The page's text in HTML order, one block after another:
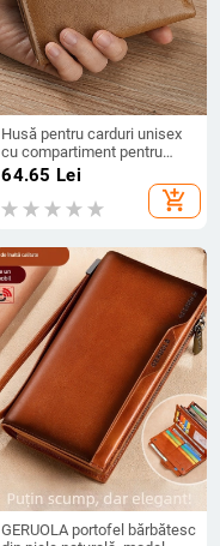
Husă pentru carduri unisex
cu compartiment pentru
permisul de conducere,
multifuncțională, compactă,
cu buzunar mare pentru
monede, husă subțire pentru
64.65 Lei
add_shopping_cart
GERUOLA portofel bărbătesc